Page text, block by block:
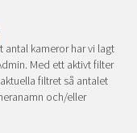
kameror har vi lagt
Med ett aktivt filter
filtret så antalet
och/eller